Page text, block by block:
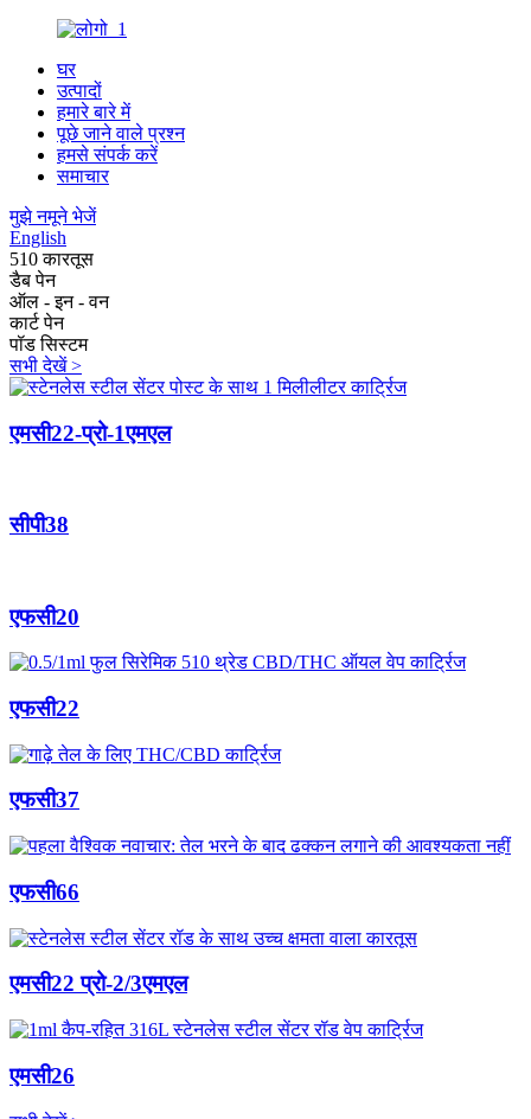
घर
उत्पादों
हमारे बारे में
पूछे जाने वाले प्रश्न
हमसे संपर्क करें
समाचार
मुझे नमूने भेजें
English
510 कारतूस
डैब पेन
ऑल - इन - वन
कार्ट पेन
पॉड सिस्टम
सभी देखें >
एमसी22-प्रो-1एमएल
सीपी38
एफसी20
एफसी22
एफसी37
एफसी66
एमसी22 प्रो-2/3एमएल
एमसी26